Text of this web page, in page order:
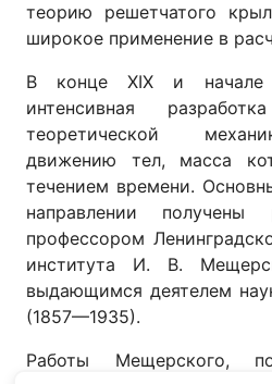
теорию решетчатого
широкое применение в
В конце XIX и начале
интенсивная
теоретической
движению тел, масса
течением времени.
направлении получены
профессором
института И. В.
выдающимся деятелем
(1857—1935).
Работы Мещерского,